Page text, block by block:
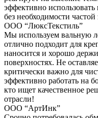
эффективно
без необходимости
ООО “ЛюксТекстиль”
Мы используем вальную
отлично подходит для
наносится и хорошо
поверхностях. Не
критически важно для
эффективно работать на
кто ищет качественное
отрасли!
ООО “АртИнк”